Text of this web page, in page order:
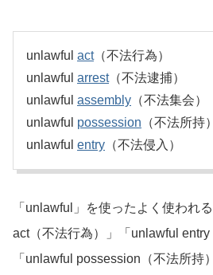
unlawful act（不法行為）
unlawful arrest（不法逮捕）
unlawful assembly （不法集会）
unlawful possession （不法所持）
unlawful entry （不法侵入）
「unlawful」を使ったよく使われ
act（不法行為）」「unlawful entry
「unlawful possession（不法所持